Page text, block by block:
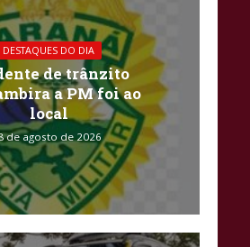
DESTAQUES DO DIA
de trânzito
a PM foi ao
local
de agosto de 2026